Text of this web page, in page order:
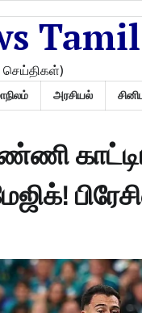
Tamil
செய்திகள்)
அரசியல்
தண்ணி